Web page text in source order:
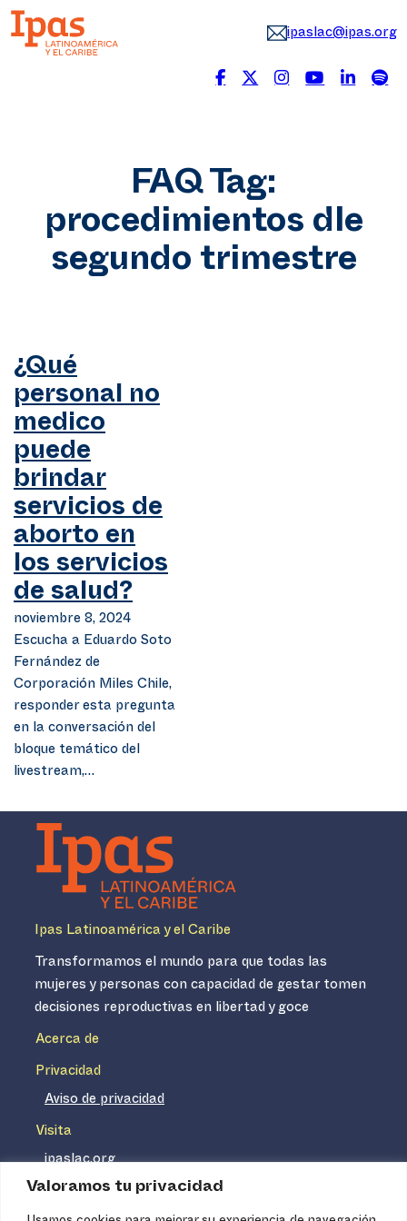
Valoramos tu privacidad
ipaslac@ipas.org
FAQ Tag:
procedimientos dle
segundo trimestre
¿Qué
personal no
medico
puede
brindar
servicios de
aborto en
los servicios
de salud?
noviembre 8, 2024
Escucha a Eduardo Soto
Fernández de
Corporación Miles Chile,
responder esta pregunta
en la conversación del
bloque temático del
livestream,…
Ipas Latinoamérica y el Caribe
Transformamos el mundo para que todas las
mujeres y personas con capacidad de gestar tomen
decisiones reproductivas en libertad y goce
Acerca de
Privacidad
Aviso de privacidad
Visita
ipaslac.org
ipasmexico.org